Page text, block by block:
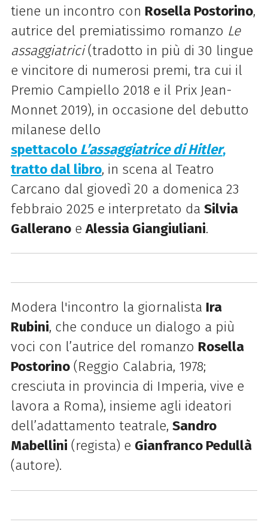
tiene un incontro con Rosella Postorino,
autrice del premiatissimo romanzo Le
assaggiatrici(tradotto in più di 30 lingue
e vincitore di numerosi premi, tra cui il
Premio Campiello 2018 e il Prix Jean-
Monnet 2019), in occasione del debutto
milanese dello
spettacolo L’assaggiatrice di Hitler,
tratto dal libro, in scena al Teatro
Carcano dal giovedì 20 a domenica 23
febbraio 2025 e interpretato da Silvia
GalleranoeAlessia Giangiuliani.
Modera l'incontro la giornalista Ira
Rubini, che conduce un dialogo a più
voci con l’autrice del romanzo Rosella
Postorino(Reggio Calabria, 1978;
cresciuta in provincia di Imperia, vive e
lavora a Roma), insieme agli ideatori
dell’adattamento teatrale, Sandro
Mabellini (regista) e Gianfranco Pedullà
(autore).